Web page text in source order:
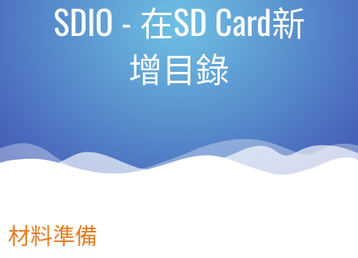
SDIO - 在SD Card新
增目錄
材料準備